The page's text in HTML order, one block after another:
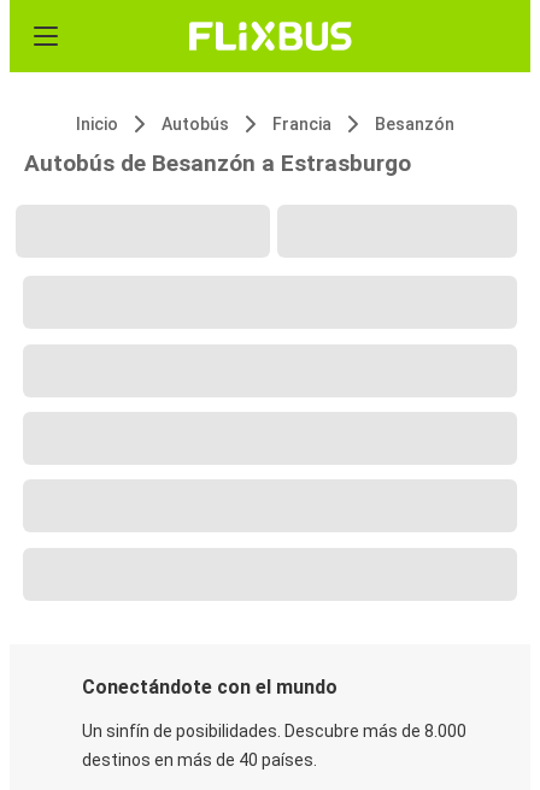
Inicio Autobús Francia Besanzón
Autobús de Besanzón a Estrasburgo
Conectándote con el mundo
Un sinfín de posibilidades. Descubre más de 8.000
destinos en más de 40 países.